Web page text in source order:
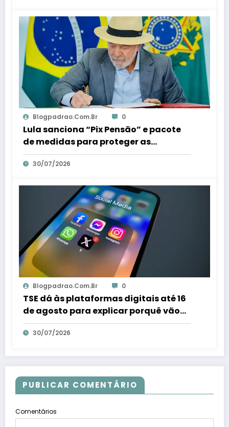
Blogpadrao.com.br 0
Lula sanciona “Pix Pensão” e pacote
de medidas para proteger as
mulheres – Em Dia ES
30/07/2026
Blogpadrao.com.br 0
TSE dá às plataformas digitais até 16
de agosto para explicar porquê vão
combater fraudes eleitorais – Em Dia
ES 30/07/2026
PUBLICAR COMENTÁRIO
Comentários